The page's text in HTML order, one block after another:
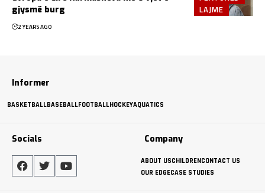
LAJME
gjysmë burg
2 YEARS AGO
Informer
BASKETBALLBASEBALLFOOTBALLHOCKEYAQUATICS
Socials Company
ABOUT USCHILDRENCONTACT US
OUR EDGECASE STUDIES